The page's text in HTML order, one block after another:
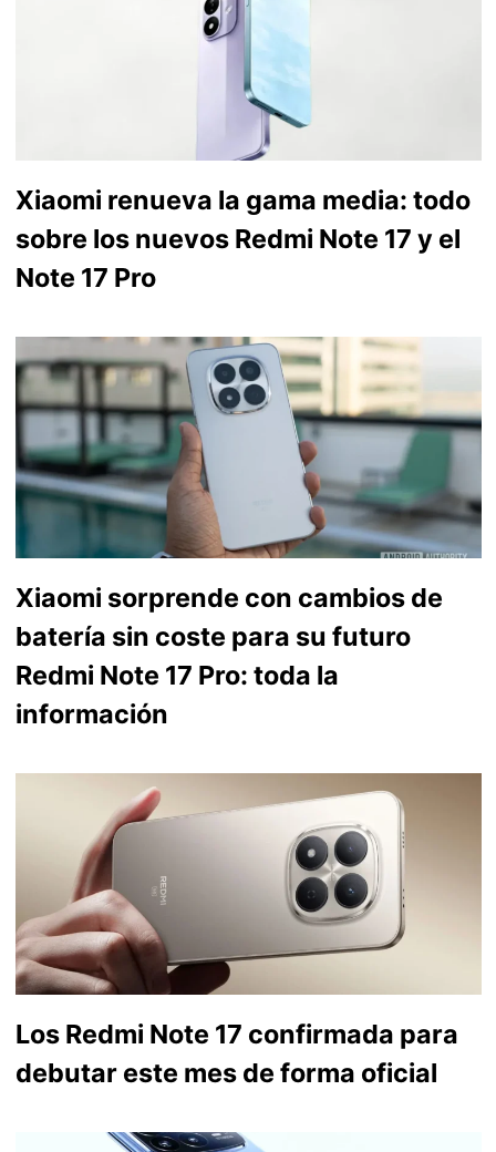
Xiaomi renueva la gama media: todo
sobre los nuevos Redmi Note 17 y el
Note 17 Pro
Xiaomi sorprende con cambios de
batería sin coste para su futuro
Redmi Note 17 Pro: toda la
información
Los Redmi Note 17 confirmada para
debutar este mes de forma oficial